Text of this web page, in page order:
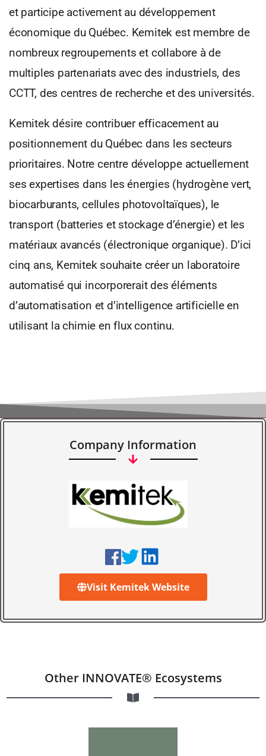
et participe activement au développement
économique du Québec. Kemitek est membre de
nombreux regroupements et collabore à de
multiples partenariats avec des industriels, des
CCTT, des centres de recherche et des universités.
Kemitek désire contribuer efficacement au
positionnement du Québec dans les secteurs
prioritaires. Notre centre développe actuellement
ses expertises dans les énergies (hydrogène vert,
biocarburants, cellules photovoltaïques), le
transport (batteries et stockage d’énergie) et les
matériaux avancés (électronique organique). D’ici
cinq ans, Kemitek souhaite créer un laboratoire
automatisé qui incorporerait des éléments
d’automatisation et d’intelligence artificielle en
utilisant la chimie en flux continu.
Company Information
Visit Kemitek Website
Other INNOVATE® Ecosystems